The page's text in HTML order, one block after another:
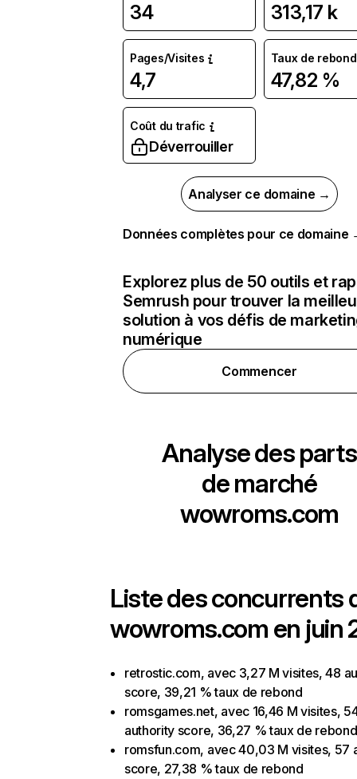
34 313,17 k
Pages/Visites
4,7
Taux de rebond
47,82 %
Coût du trafic
Déverrouiller
Analyser ce domaine →
Données complètes pour ce domaine
Explorez plus de 50 outils et
Semrush pour trouver la
solution à vos défis de
numérique
Commencer
Analyse des parts
de marché
wowroms.com
Liste des concurrents
wowroms.com en juin
retrostic.com, avec 3,27 M visites, 48
score, 39,21 % taux de rebond
romsgames.net, avec 16,46 M visites,
authority score, 36,27 % taux de rebond
romsfun.com, avec 40,03 M visites, 57
score, 27,38 % taux de rebond